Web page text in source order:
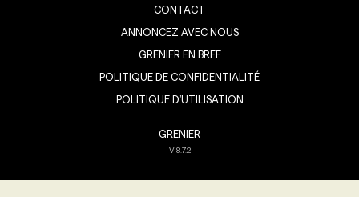
CONTACT
ANNONCEZ AVEC NOUS
GRENIER EN BREF
POLITIQUE DE CONFIDENTIALITÉ
POLITIQUE D’UTILISATION
GRENIER
V8.7.2